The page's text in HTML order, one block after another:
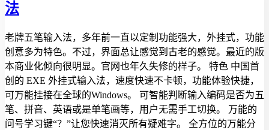
法
老牌五笔输入法，多年前一直以定制功能强大，外挂式，功能
创意多为特色。不过，界面总让感觉到古老的感觉。最近的版
本商业化倾向很明显。官网也年久失修的样子。 特色 中国首
创的 EXE 外挂式输入法，速度快速不卡顿，功能体验快捷，
可万能挂接在全球的Windows。 可智能判断输入编码是否为五
笔、拼音、英语或是单笔画等，用户无需手工切换。 万能的
问号学习键“？”让您快速消灭所有疑难字。 全方位的万能分